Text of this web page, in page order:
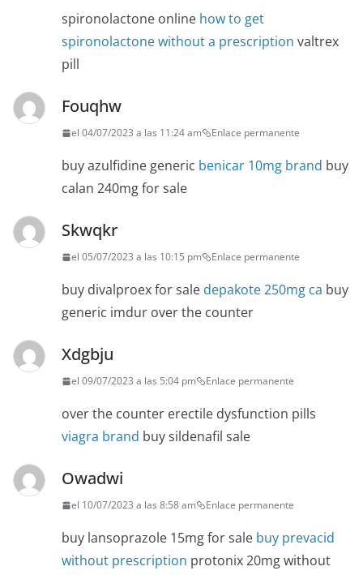
spironolactone online how to get
spironolactone without a prescription valtrex
pill
Fouqhw
el 04/07/2023 a las 11:24 am Enlace permanente
buy azulfidine generic benicar 10mg brand buy
calan 240mg for sale
Skwqkr
el 05/07/2023 a las 10:15 pm Enlace permanente
buy divalproex for sale depakote 250mg ca buy
generic imdur over the counter
Xdgbju
el 09/07/2023 a las 5:04 pm Enlace permanente
over the counter erectile dysfunction pills
viagra brand buy sildenafil sale
Owadwi
el 10/07/2023 a las 8:58 am Enlace permanente
buy lansoprazole 15mg for sale buy prevacid
without prescription protonix 20mg without